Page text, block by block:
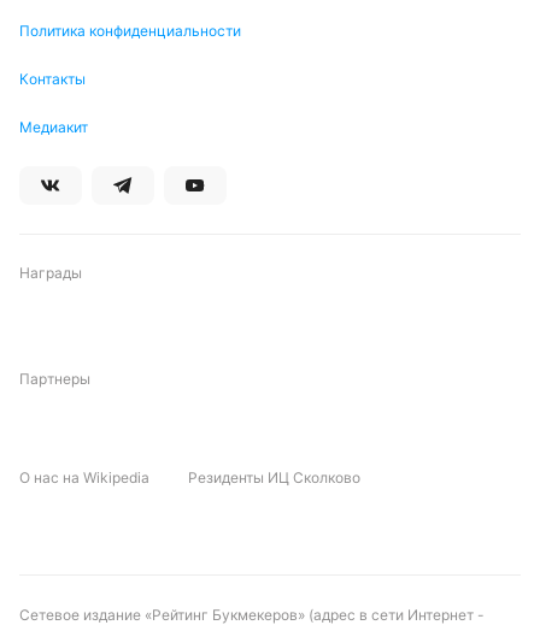
Политика конфиденциальности
Контакты
Медиакит
Награды
Партнеры
О нас на Wikipedia Резиденты ИЦ Сколково
Сетевое издание «Рейтинг Букмекеров» (адрес в сети Интернет -